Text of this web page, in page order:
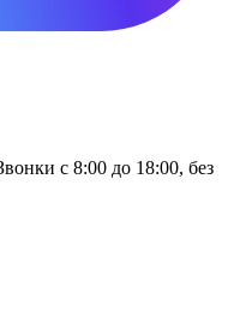
c 8:00 до 18:00, без